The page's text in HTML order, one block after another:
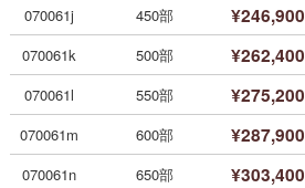
070061j 450部 ¥246,900
070061k 500部 ¥262,400
070061l 550部 ¥275,200
070061m 600部 ¥287,900
070061n 650部 ¥303,400